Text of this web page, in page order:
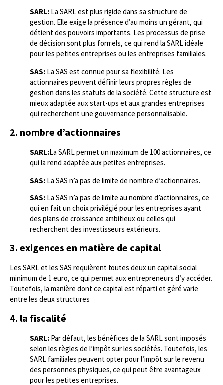
SARL: La SARL est plus rigide dans sa structure de
gestion. Elle exige la présence d’au moins un gérant, qui
détient des pouvoirs importants. Les processus de prise
de décision sont plus formels, ce qui rend la SARL idéale
pour les petites entreprises ou les entreprises familiales.
SAS: La SAS est connue pour sa flexibilité. Les
actionnaires peuvent définir leurs propres règles de
gestion dans les statuts de la société. Cette structure est
mieux adaptée aux start-ups et aux grandes entreprises
qui recherchent une gouvernance personnalisable.
2. nombre d’actionnaires
SARL:La SARL permet un maximum de 100 actionnaires, ce
qui la rend adaptée aux petites entreprises.
SAS: La SAS n’a pas de limite de nombre d’actionnaires.
SAS: La SAS n’a pas de limite au nombre d’actionnaires, ce
qui en fait un choix privilégié pour les entreprises ayant
des plans de croissance ambitieux ou celles qui
recherchent des investisseurs extérieurs.
3. exigences en matière de capital
Les SARL et les SAS requièrent toutes deux un capital social
minimum de 1 euro, ce qui permet aux entrepreneurs d’y accéder.
Toutefois, la manière dont ce capital est réparti et géré varie
entre les deux structures
4. la fiscalité
SARL: Par défaut, les bénéfices de la SARL sont imposés
selon les règles de l’impôt sur les sociétés. Toutefois, les
SARL familiales peuvent opter pour l’impôt sur le revenu
des personnes physiques, ce qui peut être avantageux
pour les petites entreprises.